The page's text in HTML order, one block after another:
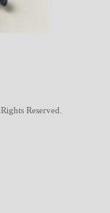
Rights Reserved.